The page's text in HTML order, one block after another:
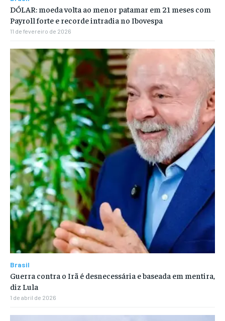
DÓLAR: moeda volta ao menor patamar em 21 meses com
Payroll forte e recorde intradia no Ibovespa
11 de fevereiro de 2026
Brasil
Guerra contra o Irã é desnecessária e baseada em mentira,
diz Lula
1 de abril de 2026